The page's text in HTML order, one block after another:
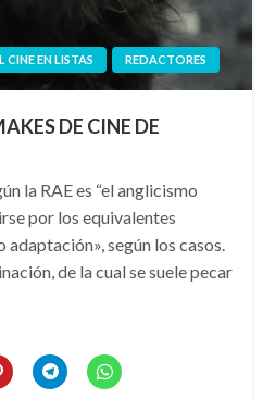
CINE EN LISTAS REDACTORES
DE CINE DE
la RAE es “el anglicismo
por los equivalentes
adaptación», según los casos.
de la cual se suele pecar